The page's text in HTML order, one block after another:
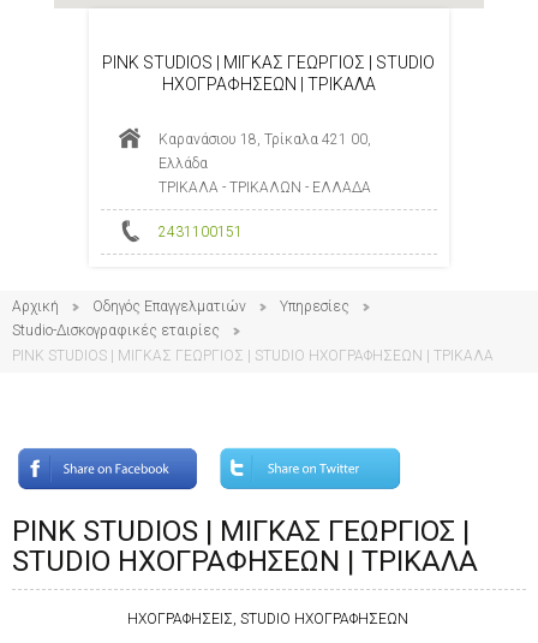
PINK STUDIOS | ΜΙΓΚΑΣ ΓΕΩΡΓΙΟΣ | STUDIO
ΗΧΟΓΡΑΦΗΣΕΩΝ | ΤΡΙΚΑΛΑ
Καρανάσιου 18, Τρίκαλα 421 00,
Ελλάδα
ΤΡΙΚΑΛΑ - ΤΡΙΚΑΛΩΝ - ΕΛΛΑΔΑ
2431100151
Αρχική Οδηγός Επαγγελματιών
Υπηρεσίες
Studio-Δισκογραφικές εταιρίες
PINK STUDIOS | ΜΙΓΚΑΣ ΓΕΩΡΓΙΟΣ | STUDIO ΗΧΟΓΡΑΦΗΣΕΩΝ | ΤΡΙΚΑΛΑ
PINK STUDIOS | ΜΙΓΚΑΣ ΓΕΩΡΓΙΟΣ |
STUDIO ΗΧΟΓΡΑΦΗΣΕΩΝ | ΤΡΙΚΑΛΑ
ΗΧΟΓΡΑΦΗΣΕΙΣ, STUDIO ΗΧΟΓΡΑΦΗΣΕΩΝ